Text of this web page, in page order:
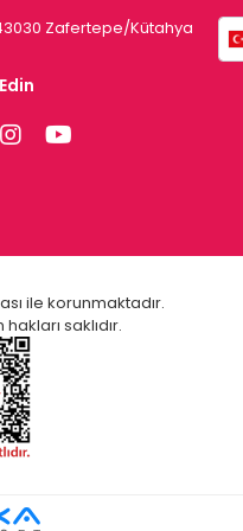
Zafertepe/Kütahya
ile korunmaktadır.
saklıdır.